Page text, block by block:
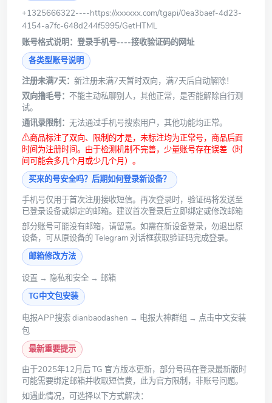
+1325666322----https://xxxxxx.com/tgapi/0ea3baef-4d23-
4154-a7fc-648d244f5995/GetHTML
账号格式说明：登录手机号----接收验证码的网址
各类型账号说明
注册未满7天： 新注册未满7天暂时双向，满7天后自动解除！
双向撸毛号： 不能主动私聊别人，其他正常，是否能解除自行测
试。
通讯录限制： 无法通过手机号搜索用户，其他功能均正常。
⚠商品标注了双向、限制的才是，未标注均为正常号，商品后面
时间为注册时间。由于检测机制不完善，少量账号存在误差（时
间可能会多几个月或少几个月）。
买来的号安全吗？后期如何登录新设备？
手机号仅用于首次注册接收短信。再次登录时，验证码将发送至
已登录设备或绑定的邮箱。建议首次登录后立即绑定或修改邮箱
部分账号可能没有邮箱，请留意。如需在新设备登录，勿退出原
设备，可从原设备的 Telegram 对话框获取验证码完成登录。
邮箱修改方法
设置 → 隐私和安全 → 邮箱
TG中文包安装
电报APP搜索 dianbaodashen → 电报大神群组 → 点击中文安装
包
最新重要提示
由于2025年12月后 TG 官方版本更新，部分号码在登录最新版时
可能需要绑定邮箱并收取短信费，此为官方限制，非账号问题。
如遇此情况，可选择以下方式解决：